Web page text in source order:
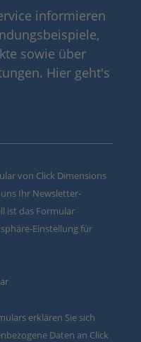
informieren
sowie über
Hier geht's
von Click Dimensions
Ihr Newsletter-
ist das Formular
Einstellung für
erklären Sie sich
Daten an Click